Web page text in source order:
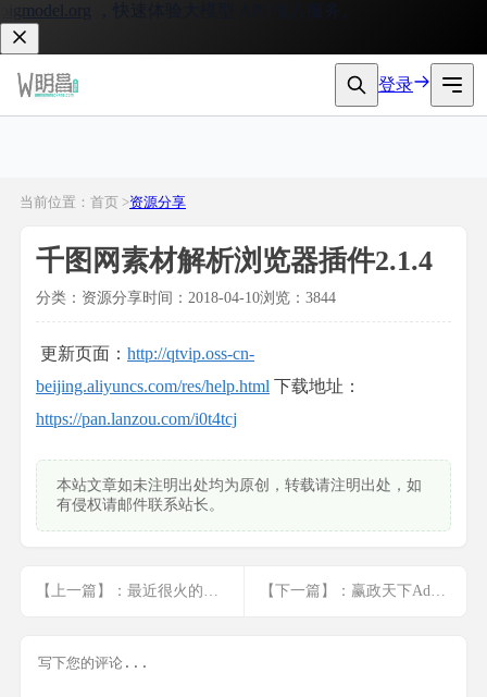
登录
当前位置：首页 >资源分享
千图网素材解析浏览器插件2.1.4
分类：资源分享时间：2018-04-10浏览：3844
更新页面： http://qtvip.oss-cn-
beijing.aliyuncs.com/res/help.html 下载地址：
https://pan.lanzou.com/i0t4tcj
本站文章如未注明出处均为原创，转载请注明出处，如
有侵权请邮件联系站长。
【上一篇】：最近很火的烟雨要饭网最终网站源码(未测试) 【下一篇】：赢政天下Adobe CC 2018大师版安装包合集 含28个安装包